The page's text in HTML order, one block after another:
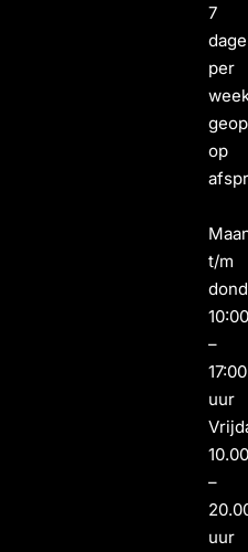
7
per
op
t/m
–
17:00
uur
–
uur